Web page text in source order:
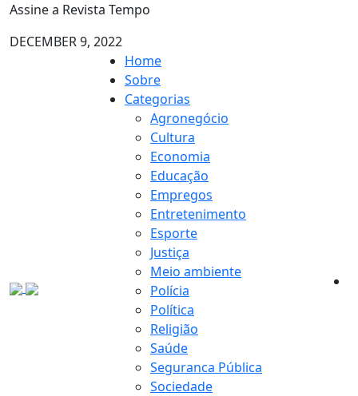
Assine a Revista Tempo
DECEMBER 9, 2022
Home
Sobre
Categorias
Agronegócio
Cultura
Economia
Educação
Empregos
Entretenimento
Esporte
Justiça
Meio ambiente
Polícia
Política
Religião
Saúde
Seguranca Pública
Sociedade